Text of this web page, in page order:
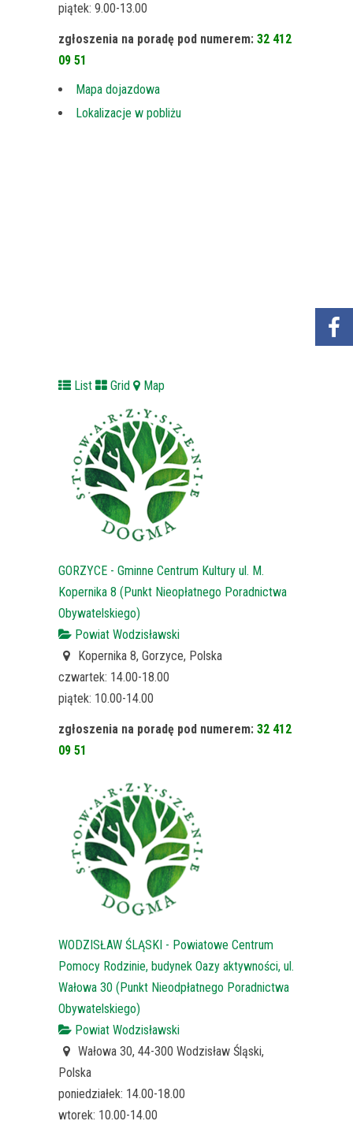
piątek: 9.00-13.00
zgłoszenia na poradę pod numerem: 32 412
09 51
Mapa dojazdowa
Lokalizacje w pobliżu
List Grid Map
GORZYCE - Gminne Centrum Kultury ul. M.
Kopernika 8 (Punkt Nieopłatnego Poradnictwa
Obywatelskiego)
Powiat Wodzisławski
Kopernika 8, Gorzyce, Polska
czwartek: 14.00-18.00
piątek: 10.00-14.00
zgłoszenia na poradę pod numerem: 32 412
09 51
WODZISŁAW ŚLĄSKI - Powiatowe Centrum
Pomocy Rodzinie, budynek Oazy aktywności, ul.
Wałowa 30 (Punkt Nieodpłatnego Poradnictwa
Obywatelskiego)
Powiat Wodzisławski
Wałowa 30, 44-300 Wodzisław Śląski,
Polska
poniedziałek: 14.00-18.00
wtorek: 10.00-14.00